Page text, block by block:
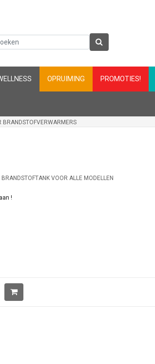
OPRUIMING PROMOTIES!
BRANDSTOFVERWARMERS
BRANDSTOFTANK VOOR ALLE MODELLEN
!